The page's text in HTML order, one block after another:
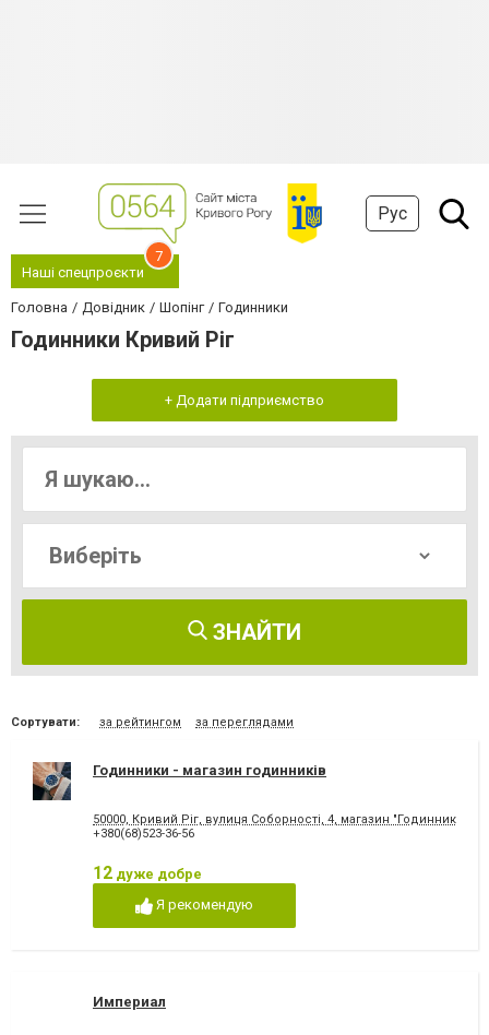
Рус
Наші спецпроєкти
7
Головна Довідник Шопінг Годинники
Годинники Кривий Ріг
+ Додати підприємство
ЗНАЙТИ
Сортувати: за рейтингом за переглядами
Годинники - магазин годинників
50000, Кривий Ріг, вулиця Соборності, 4, магазин "Годинники"
+380(68)523-36-56
12 дуже добре
Я рекомендую
Империал